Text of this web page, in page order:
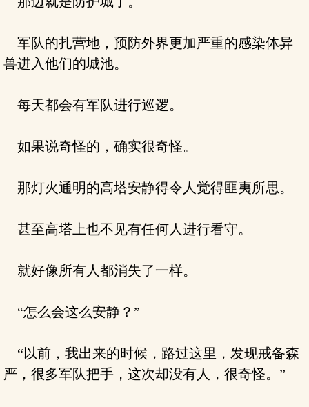
军队的扎营地，预防外界更加严重的感染体异
兽进入他们的城池。
每天都会有军队进行巡逻。
如果说奇怪的，确实很奇怪。
那灯火通明的高塔安静得令人觉得匪夷所思。
甚至高塔上也不见有任何人进行看守。
就好像所有人都消失了一样。
“怎么会这么安静？”
“以前，我出来的时候，路过这里，发现戒备森
严，很多军队把手，这次却没有人，很奇怪。”